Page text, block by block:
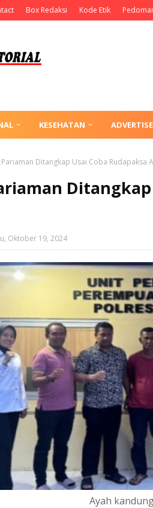
Box Redaksi Kode Etik
KESEHATAN
Ditangkap Usai Coba Rudapaksa
Oktober 19, 2024
Ayah